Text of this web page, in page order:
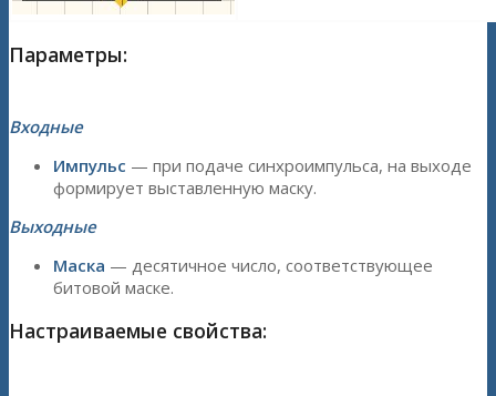
Параметры:
Входные
Импульс — при подаче синхроимпульса, на выходе
формирует выставленную маску.
Выходные
Маска — десятичное число, соответствующее
битовой маске.
Настраиваемые свойства: